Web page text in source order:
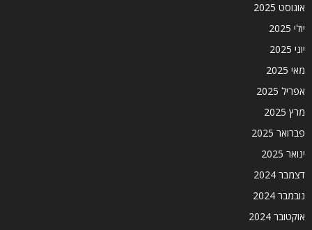
אוגוסט 2025
יולי 2025
יוני 2025
מאי 2025
אפריל 2025
מרץ 2025
פברואר 2025
ינואר 2025
דצמבר 2024
נובמבר 2024
אוקטובר 2024